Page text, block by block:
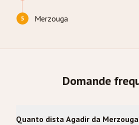
5 Merzouga
Domande
Quanto dista Agadir da